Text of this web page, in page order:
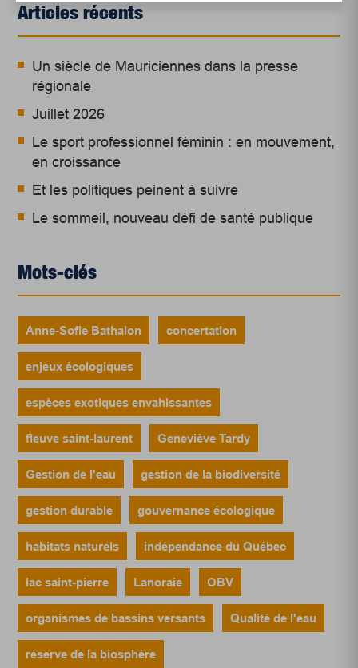
Articles récents
Un siècle de Mauriciennes dans la presse
régionale
Juillet 2026
Le sport professionnel féminin : en mouvement,
en croissance
Et les politiques peinent à suivre
Le sommeil, nouveau défi de santé publique
Mots-clés
Anne-Sofie Bathalon concertation
enjeux écologiques
espèces exotiques envahissantes
fleuve saint-laurent Geneviève Tardy
Gestion de l'eau gestion de la biodiversité
gestion durable gouvernance écologique
habitats naturels indépendance du Québec
lac saint-pierre Lanoraie OBV
organismes de bassins versants Qualité de l'eau
réserve de la biosphère